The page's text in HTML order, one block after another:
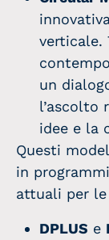
verticale.
un
l’ascolto
idee e la
Questi
in
attuali per le
DPLUS e